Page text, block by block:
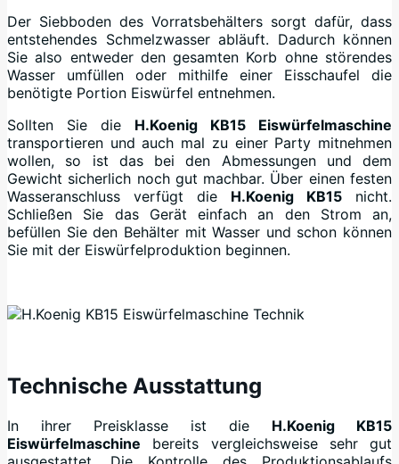
Der Siebboden des Vorratsbehälters sorgt dafür, dass
entstehendes Schmelzwasser abläuft. Dadurch können
Sie also entweder den gesamten Korb ohne störendes
Wasser umfüllen oder mithilfe einer Eisschaufel die
benötigte Portion Eiswürfel entnehmen.
Sollten Sie die H.Koenig KB15 Eiswürfelmaschine
transportieren und auch mal zu einer Party mitnehmen
wollen, so ist das bei den Abmessungen und dem
Gewicht sicherlich noch gut machbar. Über einen festen
Wasseranschluss verfügt die H.Koenig KB15nicht.
Schließen Sie das Gerät einfach an den Strom an,
befüllen Sie den Behälter mit Wasser und schon können
Sie mit der Eiswürfelproduktion beginnen.
Technische Ausstattung
In ihrer Preisklasse ist die H.Koenig KB15
Eiswürfelmaschine bereits vergleichsweise sehr gut